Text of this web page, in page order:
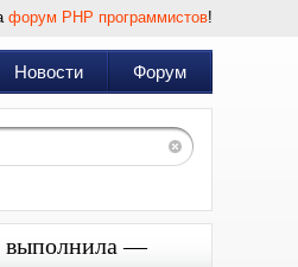
форум PHP программистов!
Новости Форум
выполнила —